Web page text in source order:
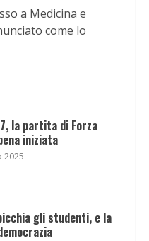
a Medicina e
come lo
la partita di Forza
iniziata
2025
gli studenti, e la